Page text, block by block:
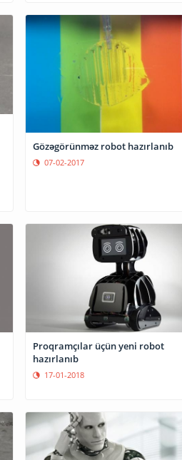
Gözəgörünməz robot hazırlanıb
07-02-2017
Proqramçılar üçün yeni robot
hazırlanıb
17-01-2018